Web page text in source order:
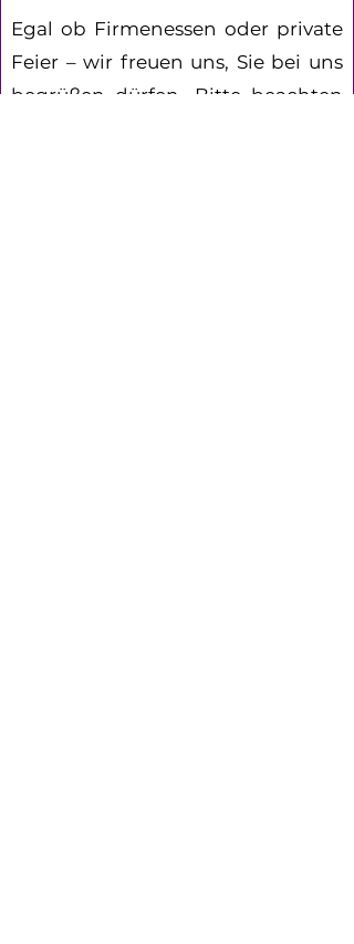
Egal ob Firmenessen oder private
Feier – wir freuen uns, Sie bei uns
begrüßen dürfen. Bitte beachten